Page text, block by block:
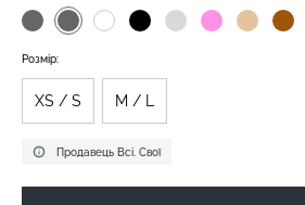
Продавець Всі. Свої
Розмір:
XS / S M / L